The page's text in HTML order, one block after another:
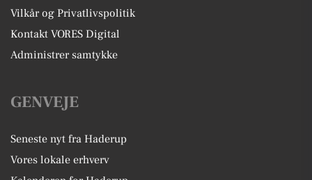
Vilkår og Privatlivspolitik
Kontakt VORES Digital
Administrer samtykke
GENVEJE
Seneste nyt fra Haderup
Vores lokale erhverv